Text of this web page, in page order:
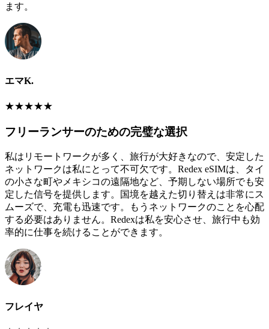
ます。
エマK.
★★★★★
フリーランサーのための完璧な選択
私はリモートワークが多く、旅行が大好きなので、安定した
ネットワークは私にとって不可欠です。Redex eSIMは、タイ
の小さな町やメキシコの遠隔地など、予期しない場所でも安
定した信号を提供します。国境を越えた切り替えは非常にス
ムーズで、充電も迅速です。もうネットワークのことを心配
する必要はありません。Redexは私を安心させ、旅行中も効
率的に仕事を続けることができます。
フレイヤ